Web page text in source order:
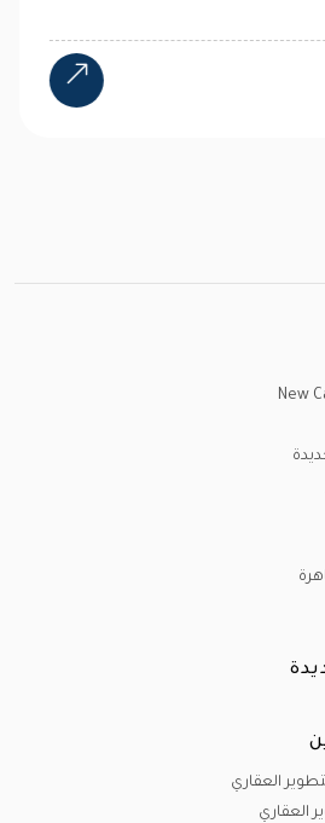
العقاري
العقاري